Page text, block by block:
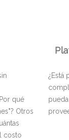
qué
Otros
costo
¿Está